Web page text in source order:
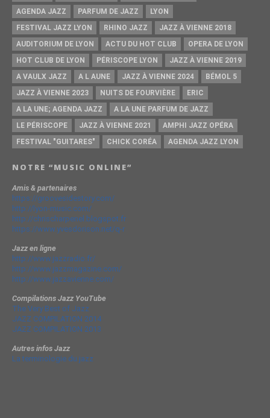
AGENDA JAZZ
PARFUM DE JAZZ
LYON
FESTIVAL JAZZ LYON
RHINO JAZZ
JAZZ À VIENNE 2018
AUDITORIUM DE LYON
ACTU DU HOT CLUB
OPERA DE LYON
HOT CLUB DE LYON
PÉRISCOPE LYON
JAZZ À VIENNE 2019
A VAULX JAZZ
A L AUNE JAZZ À VIENNE 2024
BÉMOL 5
JAZZ À VIENNE 2023
NUITS DE FOURVIÈRE
ERIC
A LA UNE; AGENDA JAZZ
A LA UNE PARFUM DE JAZZ
LE PÉRISCOPE
JAZZ À VIENNE 2021
AMPHI JAZZ OPÉRA
FESTIVAL "GUITARES"
CHICK CORÉA AGENDA JAZZ LYON
NOTRE “MUSIC ONLINE”
Amis & partenaires
https://groovesidestory.com/
http://lyon-music.com/
http://chrischarpenel.blogspot.fr
https://www.yvesdorison.net/q-r
Jazz en ligne
http://www.jazzradio.fr/
http://www.jazzmagazine.com/
http://www.jazzavienne.com/
Compilations Jazz YouTube
The Very Best of Jazz
JAZZ COMPILATION 2014
JAZZ COMPILATION 2013
Autres infos Jazz
La terminologie du jazz